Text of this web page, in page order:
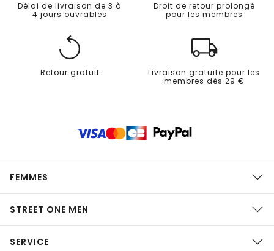
Délai de livraison de 3 à
4 jours ouvrables
Droit de retour prolongé
pour les membres
Retour gratuit
Livraison gratuite pour les
membres dès 29 €
FEMMES
STREET ONE MEN
SERVICE